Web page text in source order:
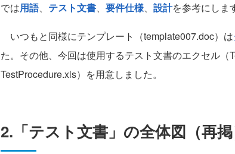
では用語、 テスト文書、 要件仕様、 設計を参考にしま
いつもと同様にテンプレート（template007.doc）は
た。その他、今回は使用するテスト文書のエクセル（
TestProcedure.xls）を用意しました。
2.「テスト文書」の全体図（再掲